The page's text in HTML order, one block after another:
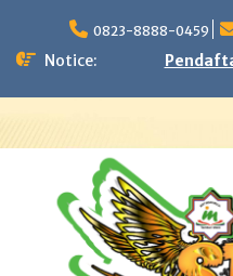
content
0823-8888-0459
Notice: